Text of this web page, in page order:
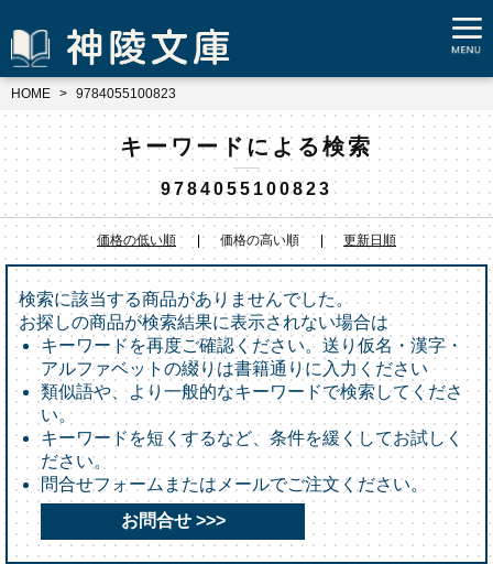
HOME 9784055100823
キーワードによる検索
9784055100823
価格の低い順 価格の高い順 更新日順
検索に該当する商品がありませんでした。
お探しの商品が検索結果に表示されない場合は
キーワードを再度ご確認ください。送り仮名・漢字・
アルファベットの綴りは書籍通りに入力ください
類似語や、より一般的なキーワードで検索してくださ
い。
キーワードを短くするなど、条件を緩くしてお試しく
ださい。
問合せフォームまたはメールでご注文ください。
お問合せ >>>